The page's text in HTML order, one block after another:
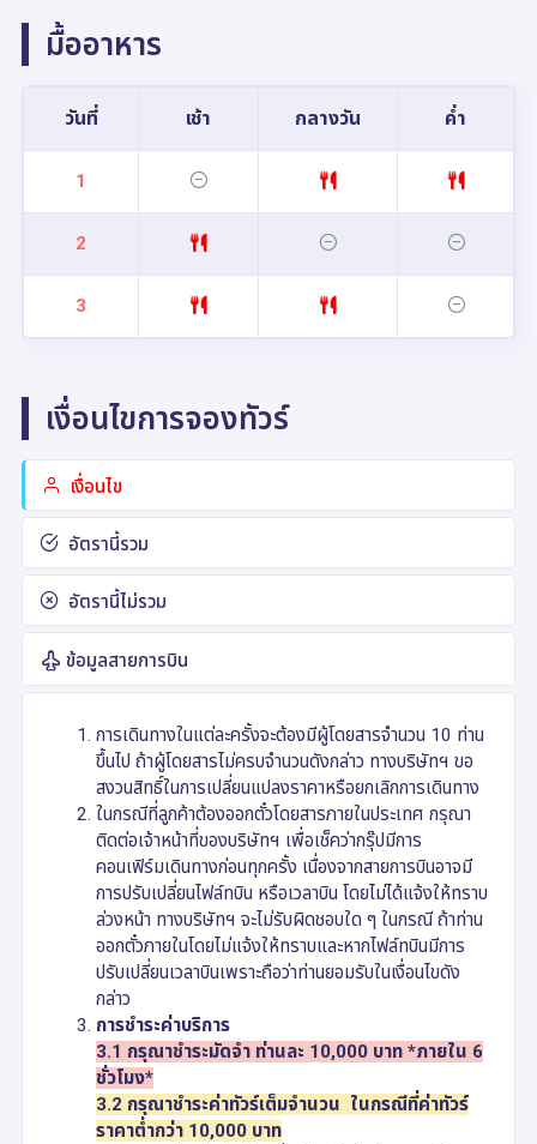
มื้ออาหาร
วันที่ เช้า กลางวัน ค่ำ
1
2
3
เงื่อนไขการจองทัวร์
เงื่อนไข
อัตรานี้รวม
อัตรานี้ไม่รวม
ข้อมูลสายการบิน
การเดินทางในแต่ละครั้งจะต้องมีผู้โดยสารจำนวน 10 ท่าน
ขึ้นไป ถ้าผู้โดยสารไม่ครบจำนวนดังกล่าว ทางบริษัทฯ ขอ
สงวนสิทธิ์ในการเปลี่ยนแปลงราคาหรือยกเลิกการเดินทาง
ในกรณีที่ลูกค้าต้องออกตั๋วโดยสารภายในประเทศ กรุณา
ติดต่อเจ้าหน้าที่ของบริษัทฯ เพื่อเช็คว่ากรุ๊ปมีการ
คอนเฟิร์มเดินทางก่อนทุกครั้ง เนื่องจากสายการบินอาจมี
การปรับเปลี่ยนไฟล์ทบิน หรือเวลาบิน โดยไม่ได้แจ้งให้ทราบ
ล่วงหน้า ทางบริษัทฯ จะไม่รับผิดชอบใด ๆ ในกรณี ถ้าท่าน
ออกตั๋วภายในโดยไม่แจ้งให้ทราบและหากไฟล์ทบินมีการ
ปรับเปลี่ยนเวลาบินเพราะถือว่าท่านยอมรับในเงื่อนไขดัง
กล่าว
การชำระค่าบริการ
3.1 กรุณาชำระมัดจำ ท่านละ 10,000 บาท *ภายใน 6
ชั่วโมง*
3.2 กรุณาชำระค่าทัวร์เต็มจำนวน ในกรณีที่ค่าทัวร์
ราคาต่ำกว่า 10,000 บาท